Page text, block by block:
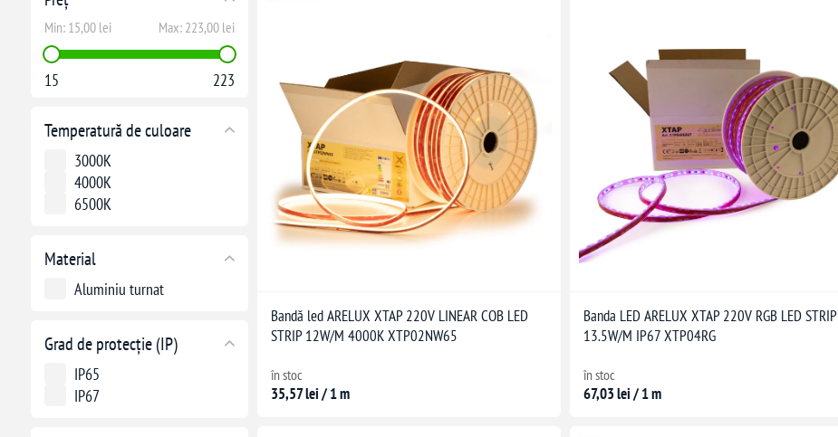
Min: 15,00 lei Max: 223,00 lei
15 223
Temperatură de culoare
3000K
4000K
6500K
Material
Aluminiu turnat
Grad de protecție (IP)
IP65
IP67
Bandă led ARELUX XTAP 220V LINEAR COB LED
STRIP 12W/M 4000K XTP02NW65
în stoc
35,57 lei / 1 m
Banda LED ARELUX XTAP 220V RGB LED STRIP
13.5W/M IP67 XTP04RG
în stoc
67,03 lei / 1 m